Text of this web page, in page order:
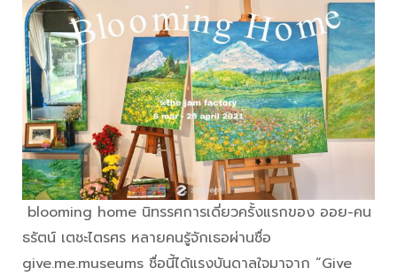
blooming home นิทรรศการเดี่ยวครั้งแรกของ ออย-คน
ธรัตน์ เตชะไตรศร หลายคนรู้จักเธอผ่านชื่อ
give.me.museums ชื่อนี้ได้แรงบันดาลใจมาจาก “Give